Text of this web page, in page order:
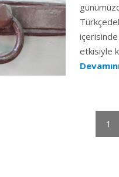
etkisiyle
1